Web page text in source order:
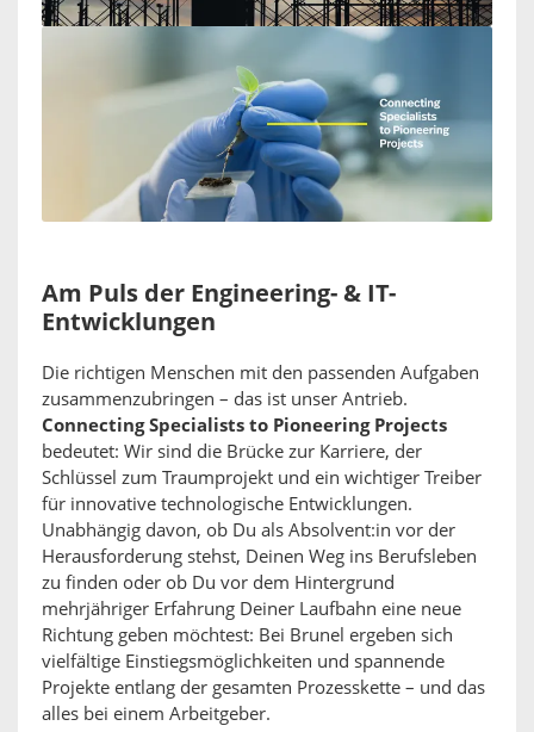
Am Puls der Engineering- & IT-
Entwicklungen
Die richtigen Menschen mit den passenden Aufgaben
zusammenzubringen – das ist unser Antrieb.
Connecting Specialists to Pioneering Projects
bedeutet: Wir sind die Brücke zur Karriere, der
Schlüssel zum Traumprojekt und ein wichtiger Treiber
für innovative technologische Entwicklungen.
Unabhängig davon, ob Du als Absolvent:in vor der
Herausforderung stehst, Deinen Weg ins Berufsleben
zu finden oder ob Du vor dem Hintergrund
mehrjähriger Erfahrung Deiner Laufbahn eine neue
Richtung geben möchtest: Bei Brunel ergeben sich
vielfältige Einstiegsmöglichkeiten und spannende
Projekte entlang der gesamten Prozesskette – und das
alles bei einem Arbeitgeber.